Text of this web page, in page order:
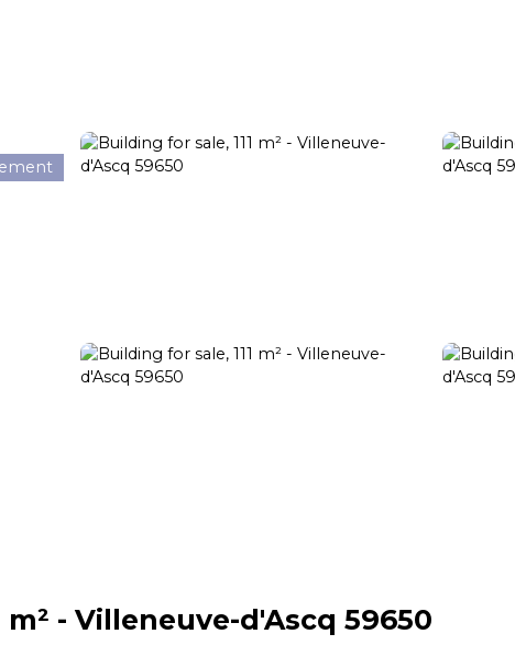
Rental management Renovation Property search Blog
m² - Villeneuve-d'Ascq 59650